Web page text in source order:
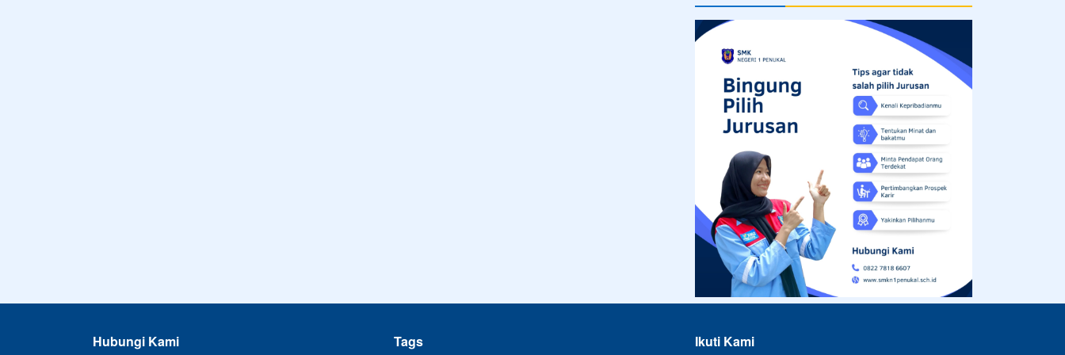
Hubungi Kami Tags Ikuti Kami